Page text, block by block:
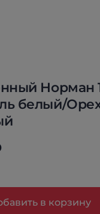
Норман
белый/
в корзину